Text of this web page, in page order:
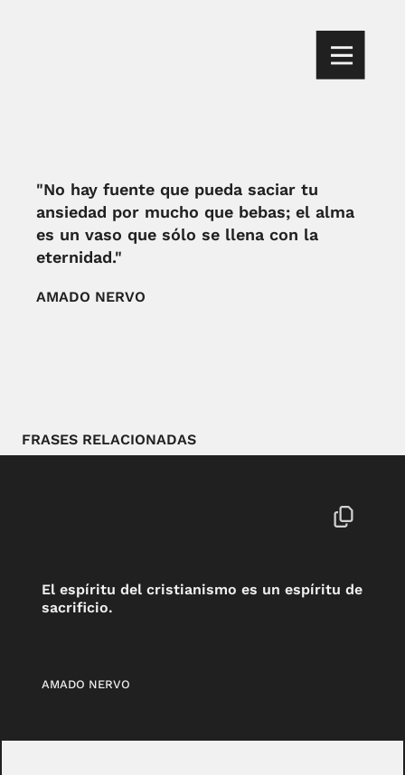
"No hay fuente que pueda saciar tu
ansiedad por mucho que bebas; el alma
es un vaso que sólo se llena con la
eternidad."
AMADO NERVO
FRASES RELACIONADAS
El espíritu del cristianismo es un espíritu de
sacrificio.
AMADO NERVO